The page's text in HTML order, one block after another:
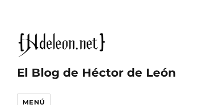
El Blog de Héctor de León
MENÚ